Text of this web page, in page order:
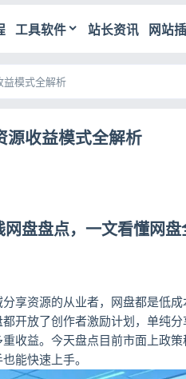
工具软件 站长资讯 网站
益模式全解析
源收益模式全解析
盘盘点，一文看懂网盘
享资源的从业者，网盘都是低
开放了创作者激励计划，单纯
收益。今天盘点目前市面上政
能快速上手。